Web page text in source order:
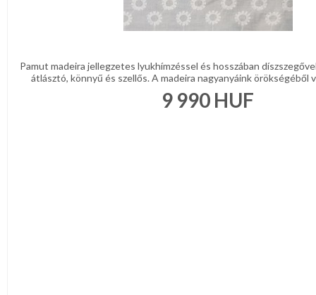
Pamut madeira jellegzetes lyukhímzéssel és hosszában
átlásztó, könnyű és szellős. A madeira nagyanyáink örökségéből
9 990 HUF